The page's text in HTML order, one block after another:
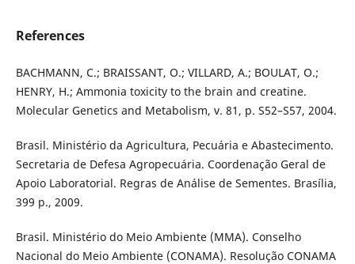
References
BACHMANN, C.; BRAISSANT, O.; VILLARD, A.; BOULAT, O.;
HENRY, H.; Ammonia toxicity to the brain and creatine.
Molecular Genetics and Metabolism, v. 81, p. S52–S57, 2004.
Brasil. Ministério da Agricultura, Pecuária e Abastecimento.
Secretaria de Defesa Agropecuária. Coordenação Geral de
Apoio Laboratorial. Regras de Análise de Sementes. Brasília,
399 p., 2009.
Brasil. Ministério do Meio Ambiente (MMA). Conselho
Nacional do Meio Ambiente (CONAMA). Resolução CONAMA